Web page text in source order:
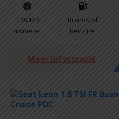
238.120
Kilometer
Brandstof
Benzine
Meer informatie